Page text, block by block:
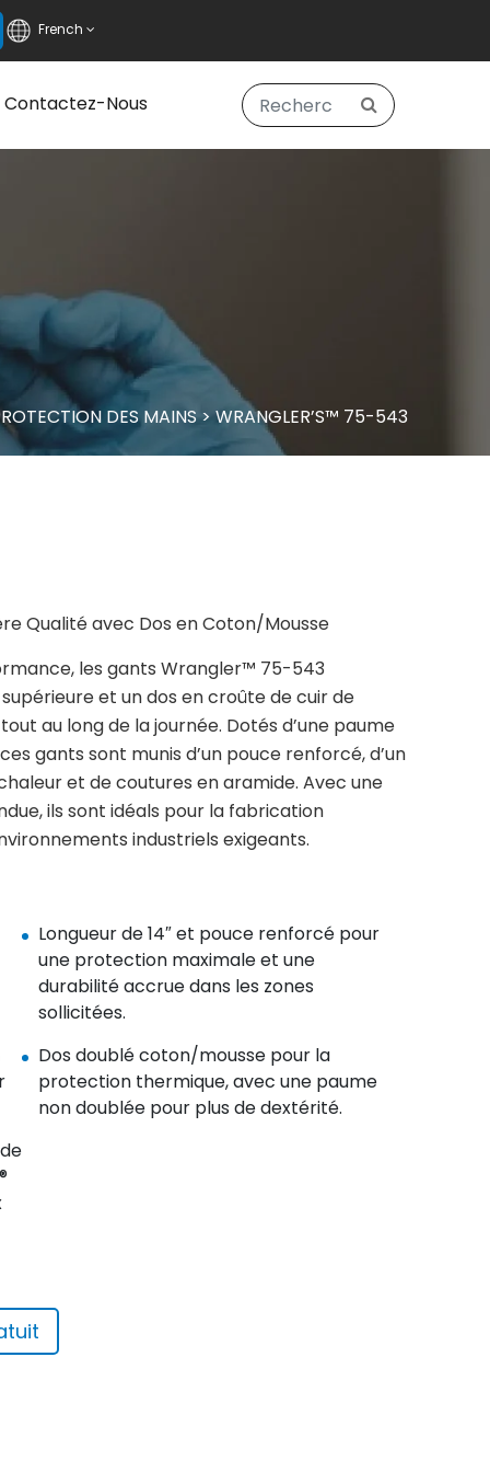
French
Contactez-Nous
DES MAINS>WRANGLER’S™ 75-543
Qualité avec Dos en Coton/Mousse
les gants Wrangler™ 75-543
et un dos en croûte de cuir de
au long de la journée. Dotés d’une paume
gants sont munis d’un pouce renforcé, d’un
et de coutures en aramide. Avec une
ils sont idéals pour la fabrication
industriels exigeants.
Longueur de 14″ et pouce renforcé pour
une protection maximale et une
durabilité accrue dans les zones
sollicitées.
Dos doublé coton/mousse pour la
protection thermique, avec une paume
non doublée pour plus de dextérité.